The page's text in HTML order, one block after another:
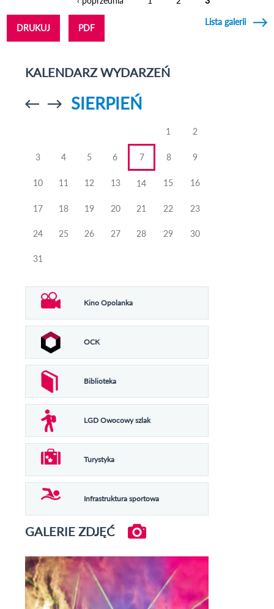
Strony
DRUKUJ PDF
Lista galerii
KALENDARZ WYDARZEŃ
Przejdź doPrzejdź do
SIERPIEŃ
1 2
3 4 5 6 7 8 9
10 11 12 13 14 15 16
17 18 19 20 21 22 23
24 25 26 27 28 29 30
31
Kino Opolanka
OCK
Biblioteka
LGD Owocowy szlak
Turystyka
Infrastruktura sportowa
GALERIE ZDJĘĆ